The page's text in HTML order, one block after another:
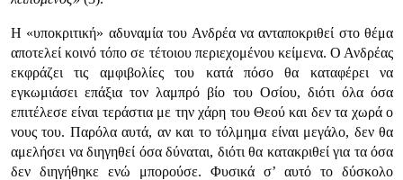
Η «υποκριτική» αδυναμία του Ανδρέα να ανταποκριθεί στο θέμα
αποτελεί κοινό τόπο σε τέτοιου περιεχομένου κείμενα. Ο Ανδρέας
εκφράζει τις αμφιβολίες του κατά πόσο θα καταφέρει να
εγκωμιάσει επάξια τον λαμπρό βίο του Οσίου, διότι όλα όσα
επιτέλεσε είναι τεράστια με την χάρη του Θεού και δεν τα χωρά ο
νους του. Παρόλα αυτά, αν και το τόλμημα είναι μεγάλο, δεν θα
αμελήσει να διηγηθεί όσα δύναται, διότι θα κατακριθεί για τα όσα
δεν διηγήθηκε ενώ μπορούσε. Φυσικά σ’ αυτό το δύσκολο